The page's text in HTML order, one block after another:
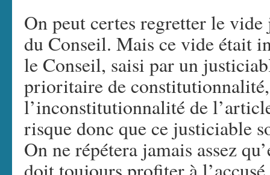
On peut certes regretter le
du Conseil. Mais ce vide était
le Conseil, saisi par un
prioritaire de
l’inconstitutionnalité de
risque donc que ce justiciable
On ne répétera jamais assez